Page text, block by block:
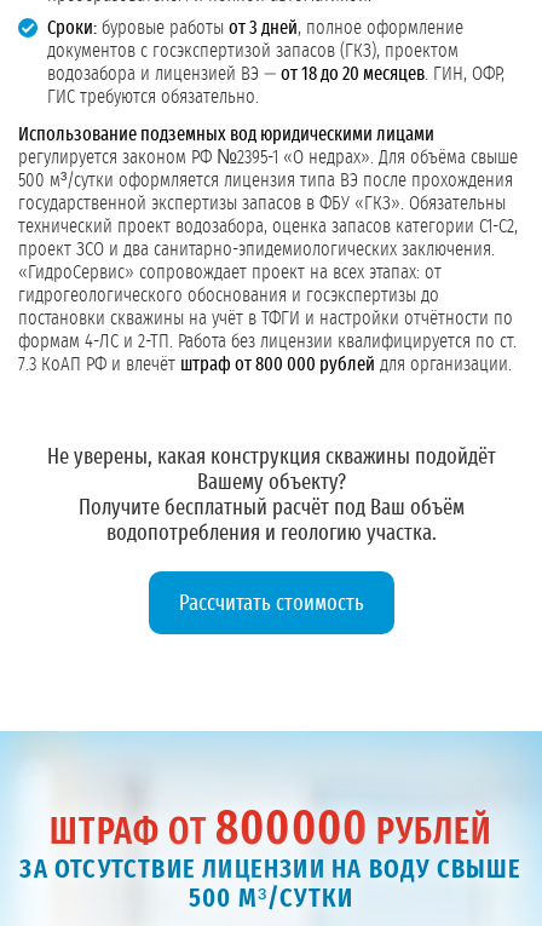
Сроки: буровые работы от 3 дней, полное оформление
документов с госэкспертизой запасов (ГКЗ), проектом
водозабора и лицензией ВЭ — от 18 до 20 месяцев . ГИН, ОФР,
ГИС требуются обязательно.
Использование подземных вод юридическими лицами
регулируется законом РФ №2395-1 «О недрах». Для объёма свыше
500 м³/сутки оформляется лицензия типа ВЭ после прохождения
государственной экспертизы запасов в ФБУ «ГКЗ». Обязательны
технический проект водозабора, оценка запасов категории С1-С2,
проект ЗСО и два санитарно-эпидемиологических заключения.
«ГидроСервис» сопровождает проект на всех этапах: от
гидрогеологического обоснования и госэкспертизы до
постановки скважины на учёт в ТФГИ и настройки отчётности по
формам 4-ЛС и 2-ТП. Работа без лицензии квалифицируется по ст.
7.3 КоАП РФ и влечёт штраф от 800 000 рублей для организации.
Не уверены, какая конструкция скважины подойдёт
Вашему объекту?
Получите бесплатный расчётпод Ваш объём
водопотребления и геологию участка.
Рассчитать стоимость
ШТРАФ ОТ 800000 РУБЛЕЙ
ЗА ОТСУТСТВИЕ ЛИЦЕНЗИИ НА ВОДУ СВЫШЕ
500 М³/СУТКИ